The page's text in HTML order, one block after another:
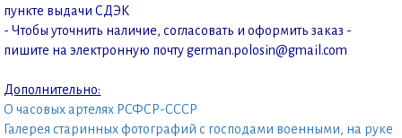
пункте выдачи СДЭК
- Чтобы уточнить наличие, согласовать и оформить заказ -
пишите на электронную почту german.polosin@gmail.com
Дополнительно:
О часовых артелях РСФСР-СССР
Галерея старинных фотографий с господами военными, на руке